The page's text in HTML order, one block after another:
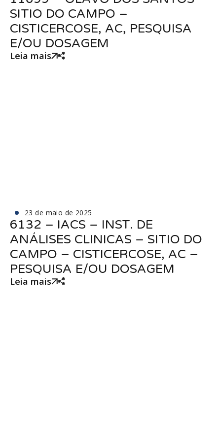
SITIO DO CAMPO –
CISTICERCOSE, AC, PESQUISA
E/OU DOSAGEM
Leia mais
23 de maio de 2025
6132 – IACS – INST. DE
ANÁLISES CLINICAS – SITIO DO
CAMPO – CISTICERCOSE, AC –
PESQUISA E/OU DOSAGEM
Leia mais